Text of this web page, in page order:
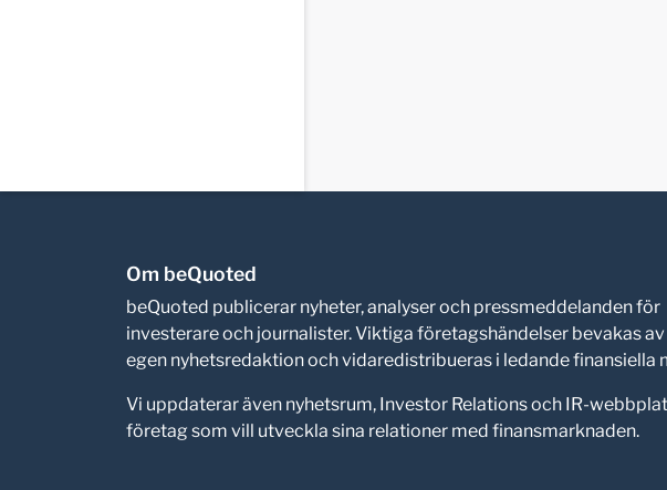
Om beQuoted
beQuoted publicerar nyheter, analyser och pressmeddelanden för
investerare och journalister. Viktiga företagshändelser bevakas
egen nyhetsredaktion och vidaredistribueras i ledande finansiella
Vi uppdaterar även nyhetsrum, Investor Relations och IR-
företag som vill utveckla sina relationer med finansmarknaden.